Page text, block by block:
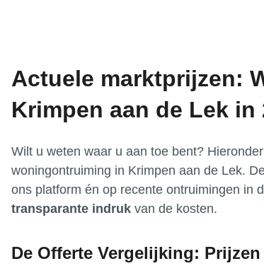
Actuele marktprijzen:
Krimpen aan de Lek in
Wilt u weten waar u aan toe bent?
woningontruiming in Krimpen aan de Lek.
ons platform én op recente ontruimingen in
transparante indruk van de kosten.
De Offerte Vergelijking: